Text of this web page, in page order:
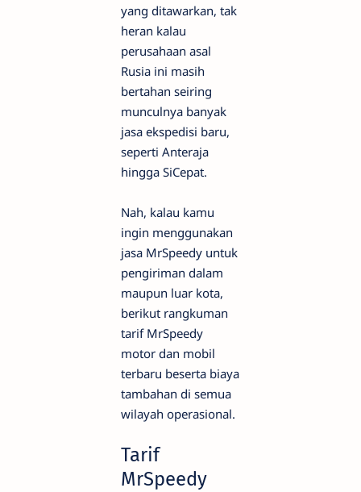
yang ditawarkan, tak
heran kalau
perusahaan asal
Rusia ini masih
bertahan seiring
munculnya banyak
jasa ekspedisi baru,
seperti Anteraja
hingga SiCepat.
Nah, kalau kamu
ingin menggunakan
jasa MrSpeedy untuk
pengiriman dalam
maupun luar kota,
berikut rangkuman
tarif MrSpeedy
motor dan mobil
terbaru beserta biaya
tambahan di semua
wilayah operasional.
Tarif
MrSpeedy